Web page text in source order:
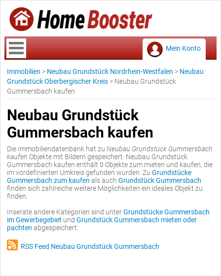
Mein Konto
Immobilien > Neubau Grundstück Nordrhein-Westfalen > Neubau
Grundstück Oberbergischer Kreis > Neubau Grundstück
Gummersbach kaufen
Neubau Grundstück
Gummersbach kaufen
Die Immobiliendatenbank hat zu Neubau Grundstück Gummersbach
kaufen Objekte mit Bildern gespeichert. Neubau Grundstück
Gummersbach kaufen enthält 0 Objekte zum mieten und kaufen, die
im vordefinierten Umkreis gefunden wurden. Zu Grundstücke
Gummersbach zum kaufen als auch Grundstück Gummersbach
finden sich zahlreiche weitere Möglichkeiten ein ideales Objekt zu
finden.
Inserate andere Kategorien sind unterGrundstücke Gummersbach
im Gewerbegebiet und Grundstück Gummersbach mieten oder
pachten abgespeichert.
RSS Feed Neubau Grundstück Gummersbach